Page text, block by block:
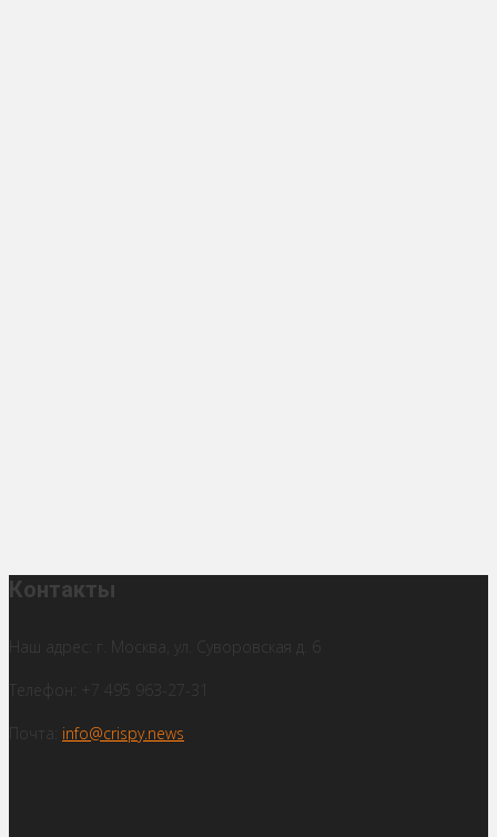
Контакты
Наш адрес: г. Москва, ул. Суворовская д. 6
Телефон: +7 495 963-27-31
Почта: info@crispy.news